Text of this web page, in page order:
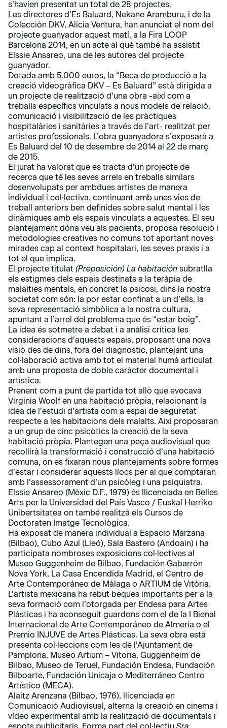
s’havien presentat un total de 28 projectes.
Les directores d’Es Baluard, Nekane Aramburu, i de la
Colección DKV, Alicia Ventura, han anunciat el nom del
projecte guanyador aquest matí, a la Fira LOOP
Barcelona 2014, en un acte al què també ha assistit
Elssie Ansareo, una de les autores del projecte
guanyador.
Dotada amb 5.000 euros, la “Beca de producció a la
creació videogràfica DKV – Es Baluard” està dirigida a
un projecte de realització d’una obra -així com a
treballs específics vinculats a nous models de relació,
comunicació i visibilització de les pràctiques
hospitalàries i sanitàries a través de l’art- realitzat per
artistes professionals. L’obra guanyadora s’exposarà a
Es Baluard del 10 de desembre de 2014 al 22 de març
de 2015.
El jurat ha valorat que es tracta d’un projecte de
recerca que té les seves arrels en treballs similars
desenvolupats per ambdues artistes de manera
individual i col·lectiva, continuant amb unes vies de
treball anteriors ben definides sobre salut mental i les
dinàmiques amb els espais vinculats a aquestes. El seu
plantejament dóna veu als pacients, proposa resolució i
metodologies creatives no comuns tot aportant noves
mirades cap al context hospitalari, les seves praxis i a
tot el que implica.
El projecte titulat (Preposición) La habitación subratlla
els estigmes dels espais destinats a la teràpia de
malalties mentals, en concret la psicosi, dins la nostra
societat com són: la por estar confinat a un d’ells, la
seva representació simbòlica a la nostra cultura,
apuntant a l’arrel del problema que és “estar boig”.
La idea és sotmetre a debat i a anàlisi crítica les
consideracions d’aquests espais, proposant una nova
visió des de dins, fora del diagnòstic, plantejant una
col·laboració activa amb tot el material humà articulat
amb una proposta de doble caràcter documental i
artística.
Prenent com a punt de partida tot allò que evocava
Virginia Woolf en una habitació pròpia, relacionant la
idea de l’estudi d’artista com a espai de seguretat
respecte a les habitacions dels malalts. Així proposaran
a un grup de cinc psicòtics la creació de la seva
habitació pròpia. Plantegen una peça audiovisual que
recollirà la transformació i construcció d’una habitació
comuna, on es fixaran nous plantejaments sobre formes
d’estar i considerar aquests llocs per al que comptaran
amb l’assessorament d’un psicòleg i una psiquiatra.
Elssie Ansareo (Mèxic D.F., 1979) és llicenciada en Belles
Arts per la Universidad del País Vasco / Euskal Herriko
Unibertsitatea on també realitzà els Cursos de
Doctoraten Imatge Tecnològica.
Ha exposat de manera individual a Espacio Marzana
(Bilbao), Cubo Azul (Lleó), Sala Bastero (Andoain) i ha
participata nombroses exposicions col·lectives al
Museo Guggenheim de Bilbao, Fundación Gabarrón
Nova York, La Casa Encendida Madrid, el Centro de
Arte Contemporáneo de Màlaga o ARTIUM de Vitòria.
L’artista mexicana ha rebut beques importants per a la
seva formació com l’otorgada per Endesa para Artes
Plásticas i ha aconseguit guardons com el de la I Bienal
Internacional de Arte Contemporáneo de Almería o el
Premio INJUVE de Artes Plásticas. La seva obra està
presenta col·leccions com les de l’Ajuntament de
Pamplona, Museo Artium – Vitoria, Guggenheim de
Bilbao, Museo de Teruel, Fundación Endesa, Fundación
Bilboarte, Fundación Unicaja o Mediterráneo Centro
Artístico (MECA).
Alaitz Arenzana (Bilbao, 1976), llicenciada en
Comunicació Audiovisual, alterna la creació en cinema i
vídeo experimental amb la realització de documentals i